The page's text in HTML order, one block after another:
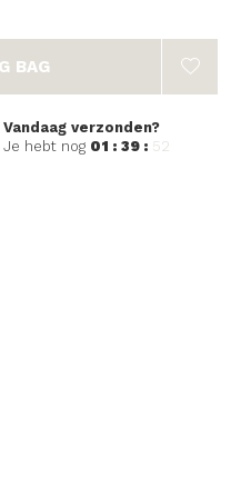
BAG
Vandaag verzonden?
Je hebt nog01 : 39 :51